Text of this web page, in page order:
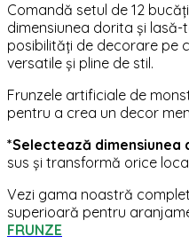
Comandă setul de 12
dimensiunea dorita și
posibilități de decorare pe
versatile și pline de stil.
Frunzele artificiale de
pentru a crea un decor
*Selectează dimensiunea
sus și transformă orice
Vezi gama noastră
superioară pentru
FRUNZE